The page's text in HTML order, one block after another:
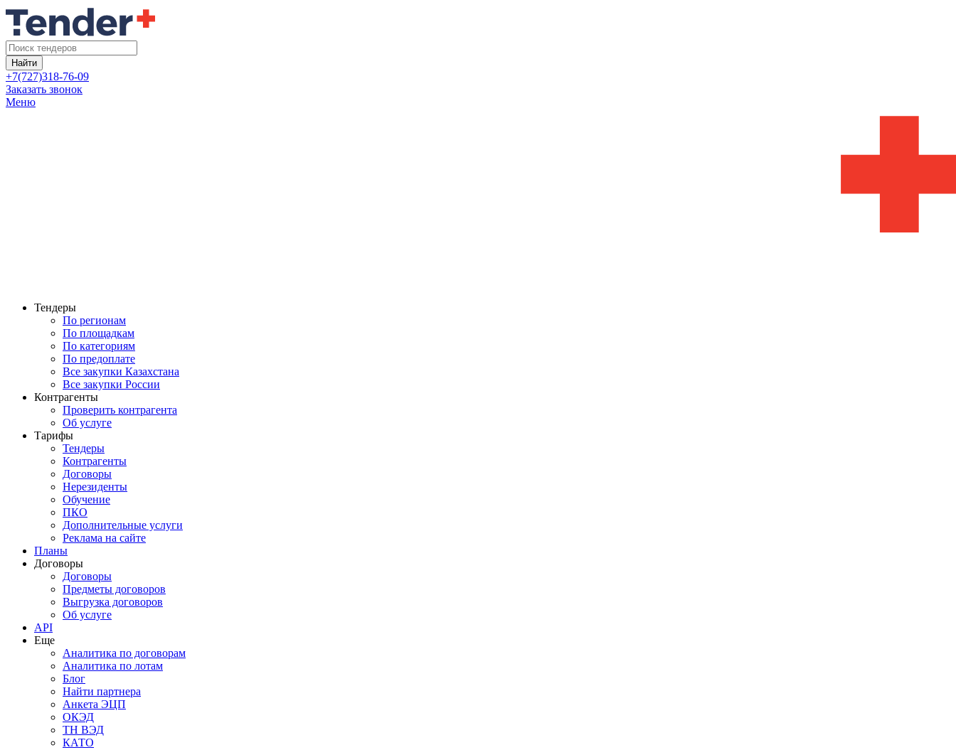
Найти
+7(727)318-76-09
Заказать звонок
Меню
Тендеры
По регионам
По площадкам
По категориям
По предоплате
Все закупки Казахстана
Все закупки России
Контрагенты
Проверить контрагента
Об услуге
Тарифы
Тендеры
Контрагенты
Договоры
Нерезиденты
Обучение
ПКО
Дополнительные услуги
Реклама на сайте
Планы
Договоры
Договоры
Предметы договоров
Выгрузка договоров
Об услуге
API
Еще
Аналитика по договорам
Аналитика по лотам
Блог
Найти партнера
Анкета ЭЦП
ОКЭД
ТН ВЭД
КАТО